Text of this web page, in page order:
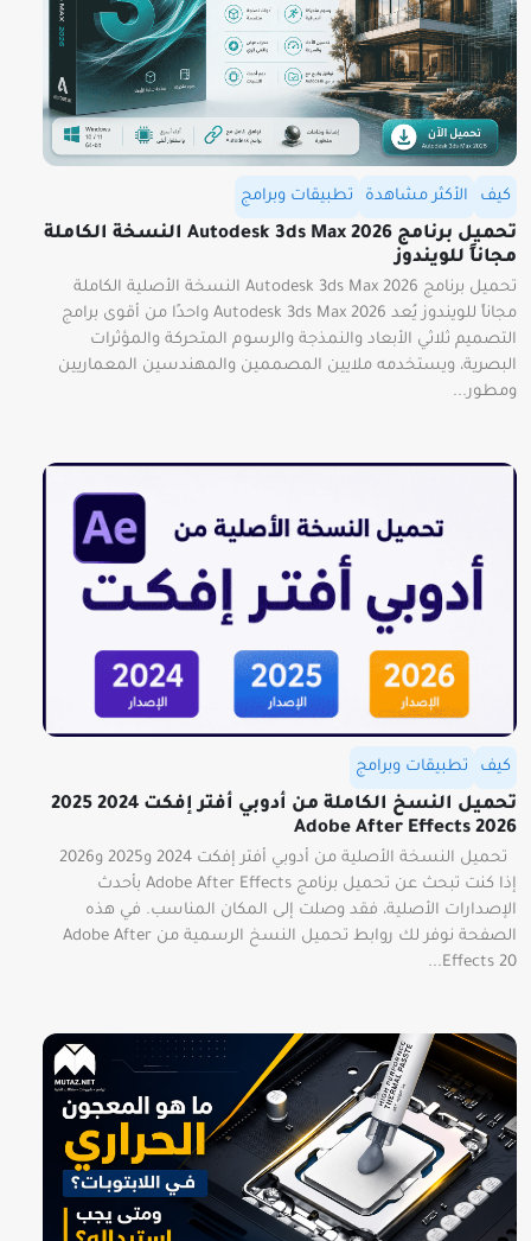
كيف الأكثر مشاهدة تطبيقات وبرامج
تحميل برنامج Autodesk 3ds Max 2026 النسخة الكاملة
مجاناً للويندوز
تحميل برنامج Autodesk 3ds Max 2026 النسخة الأصلية الكاملة
مجاناً للويندوز يُعد Autodesk 3ds Max 2026 واحدًا من أقوى برامج
التصميم ثلاثي الأبعاد والنمذجة والرسوم المتحركة والمؤثرات
البصرية، ويستخدمه ملايين المصممين والمهندسين المعماريين
ومطور...
كيف تطبيقات وبرامج
تحميل النسخ الكاملة من أدوبي أفتر إفكت 2024 2025
2026 Adobe After Effects
تحميل النسخة الأصلية من أدوبي أفتر إفكت 2024 و2025 و2026
إذا كنت تبحث عن تحميل برنامج Adobe After Effects بأحدث
الإصدارات الأصلية، فقد وصلت إلى المكان المناسب. في هذه
الصفحة نوفر لك روابط تحميل النسخ الرسمية من Adobe After
Effects 20...